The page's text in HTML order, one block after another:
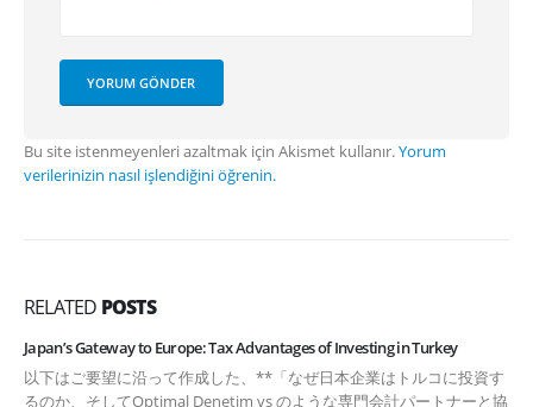
Bu site istenmeyenleri azaltmak için Akismet kullanır.Yorum
verilerinizin nasıl işlendiğini öğrenin.
RELATED POSTS
Japan’s Gateway to Europe: Tax Advantages of Investing in Turkey
以下はご要望に沿って作成した、**「なぜ日本企業はトルコに投資す
るのか、そしてOptimal Denetim vs のような専門会計パートナーと協